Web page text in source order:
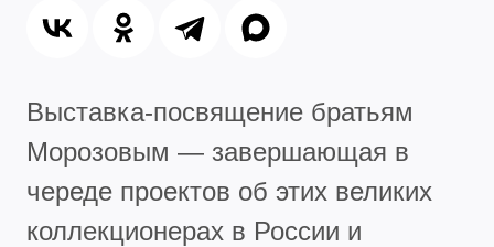
Выставка-посвящение братьям
Морозовым — завершающая в
череде проектов об этих великих
коллекционерах в России и